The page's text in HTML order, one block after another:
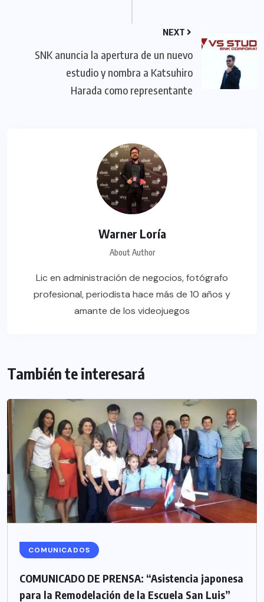
NEXT
SNK anuncia la apertura de un nuevo
estudio y nombra a Katsuhiro
Harada como representante
Warner Loría
About Author
Lic en administración de negocios, fotógrafo
profesional, periodista hace más de 10 años y
amante de los videojuegos
También te interesará
COMUNICADOS
COMUNICADO DE PRENSA: “Asistencia japonesa
para la Remodelación de la Escuela San Luis”